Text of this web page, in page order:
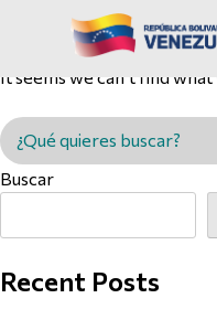
Nothing
It seems we can’t find
Buscar en MINCYT
Buscar
Recent Posts